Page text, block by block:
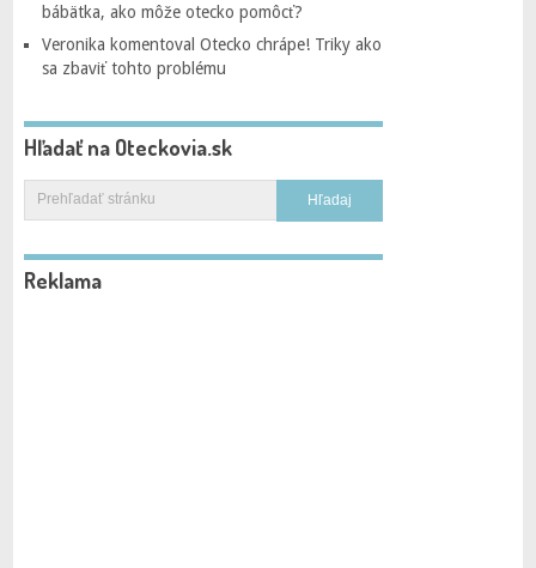
bábätka, ako môže otecko pomôcť?
Veronika komentoval Otecko chrápe! Triky ako
sa zbaviť tohto problému
Hľadať na Oteckovia.sk
Reklama